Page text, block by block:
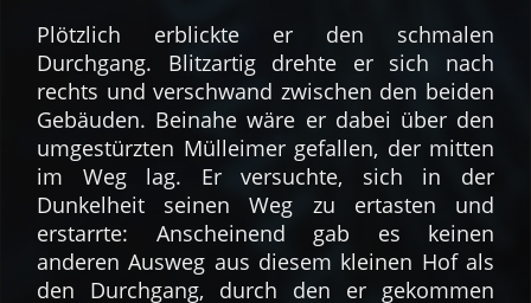
Plötzlich erblickte er den schmalen
Durchgang. Blitzartig drehte er sich nach
rechts und verschwand zwischen den beiden
Gebäuden. Beinahe wäre er dabei über den
umgestürzten Mülleimer gefallen, der mitten
im Weg lag. Er versuchte, sich in der
Dunkelheit seinen Weg zu ertasten und
erstarrte: Anscheinend gab es keinen
anderen Ausweg aus diesem kleinen Hof als
den Durchgang, durch den er gekommen